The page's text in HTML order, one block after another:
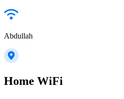
Abdullah
Home WiFi